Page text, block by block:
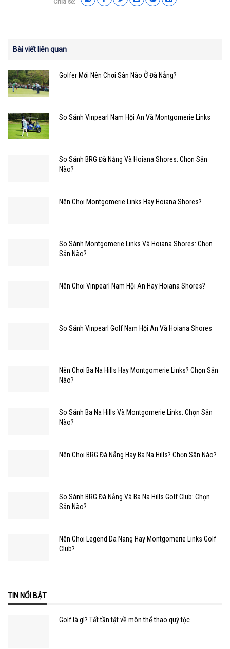
Bài viết liên quan
Golfer Mới Nên Chơi Sân Nào Ở Đà Nẵng?
So Sánh Vinpearl Nam Hội An Và Montgomerie Links
So Sánh BRG Đà Nẵng Và Hoiana Shores: Chọn Sân
Nào?
Nên Chơi Montgomerie Links Hay Hoiana Shores?
So Sánh Montgomerie Links Và Hoiana Shores: Chọn
Sân Nào?
Nên Chơi Vinpearl Nam Hội An Hay Hoiana Shores?
So Sánh Vinpearl Golf Nam Hội An Và Hoiana Shores
Nên Chơi Ba Na Hills Hay Montgomerie Links? Chọn Sân
Nào?
So Sánh Ba Na Hills Và Montgomerie Links: Chọn Sân
Nào?
Nên Chơi BRG Đà Nẵng Hay Ba Na Hills? Chọn Sân Nào?
So Sánh BRG Đà Nẵng Và Ba Na Hills Golf Club: Chọn
Sân Nào?
Nên Chơi Legend Da Nang Hay Montgomerie Links Golf
Club?
TIN NỔI BẬT
Golf là gì? Tất tần tật về môn thể thao quý tộc